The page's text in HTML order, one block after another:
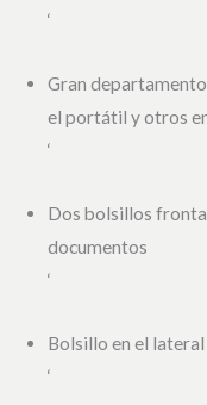
‘
Gran
el portátil y otros
‘
Dos bolsillos
documentos
‘
Bolsillo en el
‘